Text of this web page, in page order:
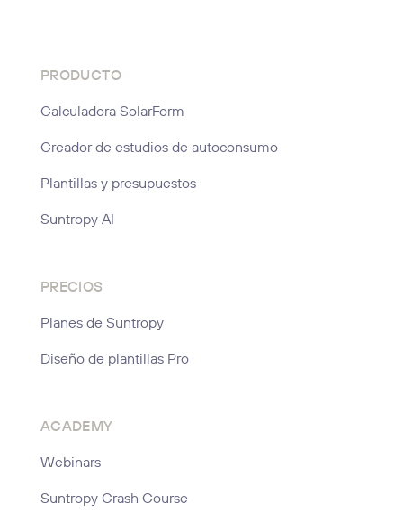
PRODUCTO
Calculadora SolarForm
Creador de estudios de autoconsumo
Plantillas y presupuestos
Suntropy AI
PRECIOS
Planes de Suntropy
Diseño de plantillas Pro
ACADEMY
Webinars
Suntropy Crash Course